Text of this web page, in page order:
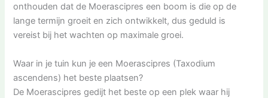
onthouden dat de Moerascipres een boom is die op de
lange termijn groeit en zich ontwikkelt, dus geduld is
vereist bij het wachten op maximale groei.
Waar in je tuin kun je een Moerascipres (Taxodium
ascendens) het beste plaatsen?
De Moerascipres gedijt het beste op een plek waar hij